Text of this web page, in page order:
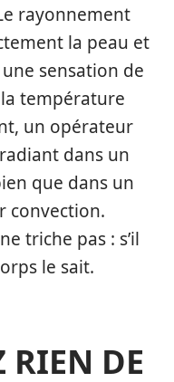
rayonnement
la peau et
sensation de
température
un opérateur
dans un
que dans un
convection.
triche pas : s’il
le sait.
RIEN DE